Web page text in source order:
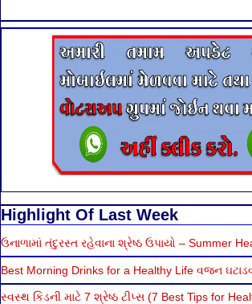
Highlight Of Last Week
ઉનાળામાં તંદુરસ્ત રહેવાના શ્રેષ્ઠ ઉપાયો – Summer
Best Morning Drinks for a Healthy Life વજન
સ્વસ્થ કિડની માટે 7 શ્રેષ્ઠ ટીપ્સ (7 Best Tips for